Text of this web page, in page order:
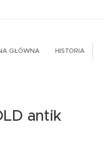
GŁÓWNA HISTORIA
antik